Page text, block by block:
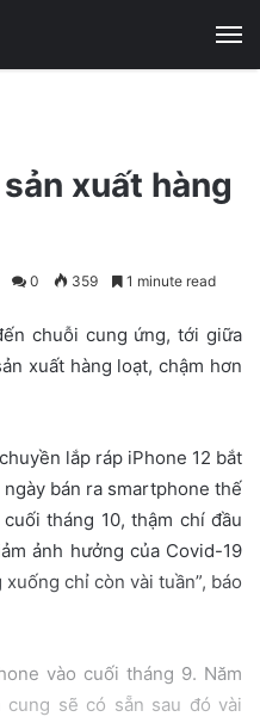
xuất hàng
0 359 1 minute read
chuỗi cung ứng, tới giữa
xuất hàng loạt, chậm hơn
lắp ráp iPhone 12 bắt
bán ra smartphone thế
tháng 10, thậm chí đầu
ảnh hưởng của Covid-19
chỉ còn vài tuần”, báo
vào cuối tháng 9. Năm
sẽ có sẵn sau đó vài